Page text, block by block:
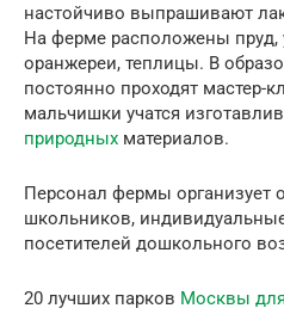
настойчиво выпрашивают
На ферме расположены пруд,
оранжереи, теплицы. В
постоянно проходят мастер-
мальчишки учатся
природных материалов.
Персонал фермы организует
школьников,
посетителей дошкольного
20 лучших парков Москвы